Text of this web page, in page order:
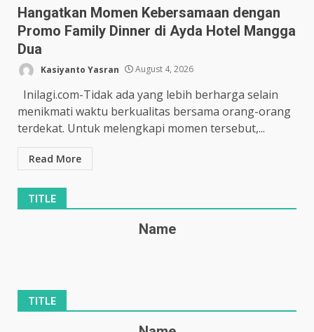
Hangatkan Momen Kebersamaan dengan
Promo Family Dinner di Ayda Hotel Mangga
Dua
Kasiyanto Yasran August 4, 2026
Inilagi.com-Tidak ada yang lebih berharga selain
menikmati waktu berkualitas bersama orang-orang
terdekat. Untuk melengkapi momen tersebut,...
Read More
TITLE
Name
TITLE